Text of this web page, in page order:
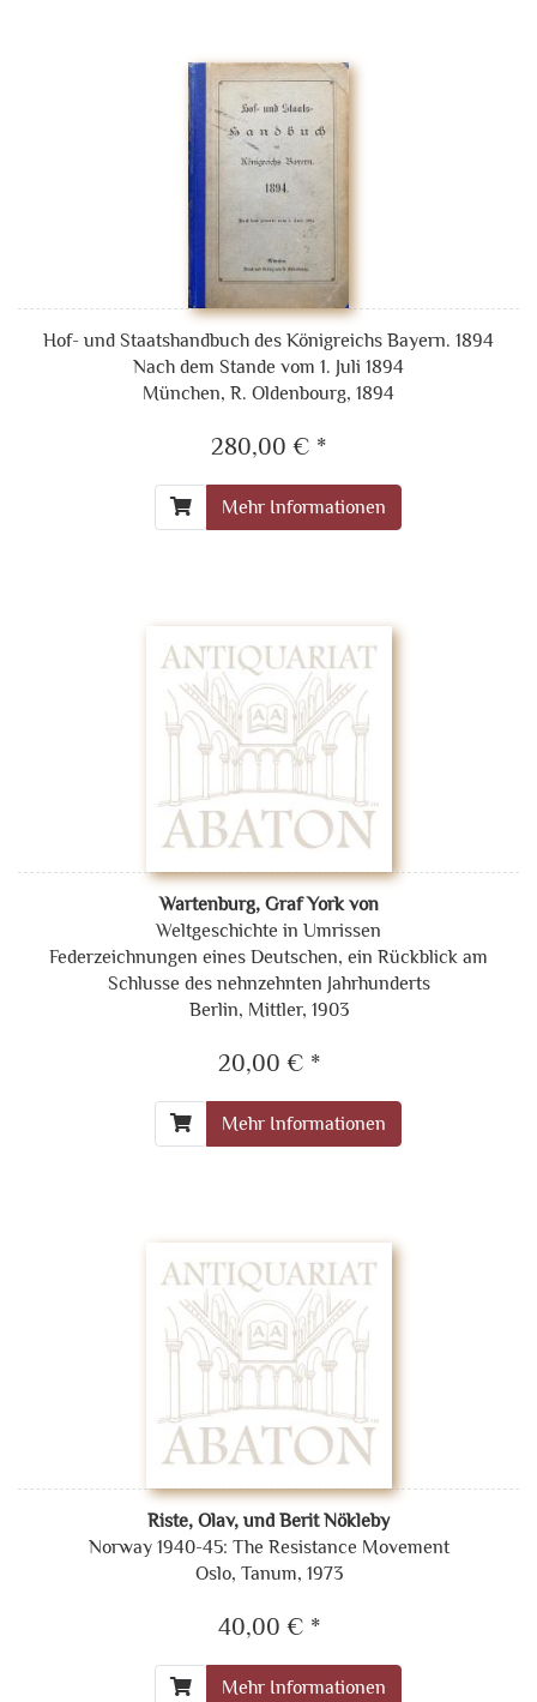
Hof- und Staatshandbuch des Königreichs Bayern. 1894
Nach dem Stande vom 1. Juli 1894
München, R. Oldenbourg, 1894
280,00 € *
Mehr Informationen
Wartenburg, Graf York von
Weltgeschichte in Umrissen
Federzeichnungen eines Deutschen, ein Rückblick am
Schlusse des nehnzehnten Jahrhunderts
Berlin, Mittler, 1903
20,00 € *
Mehr Informationen
Riste, Olav, und Berit Nökleby
Norway 1940-45: The Resistance Movement
Oslo, Tanum, 1973
40,00 € *
Mehr Informationen